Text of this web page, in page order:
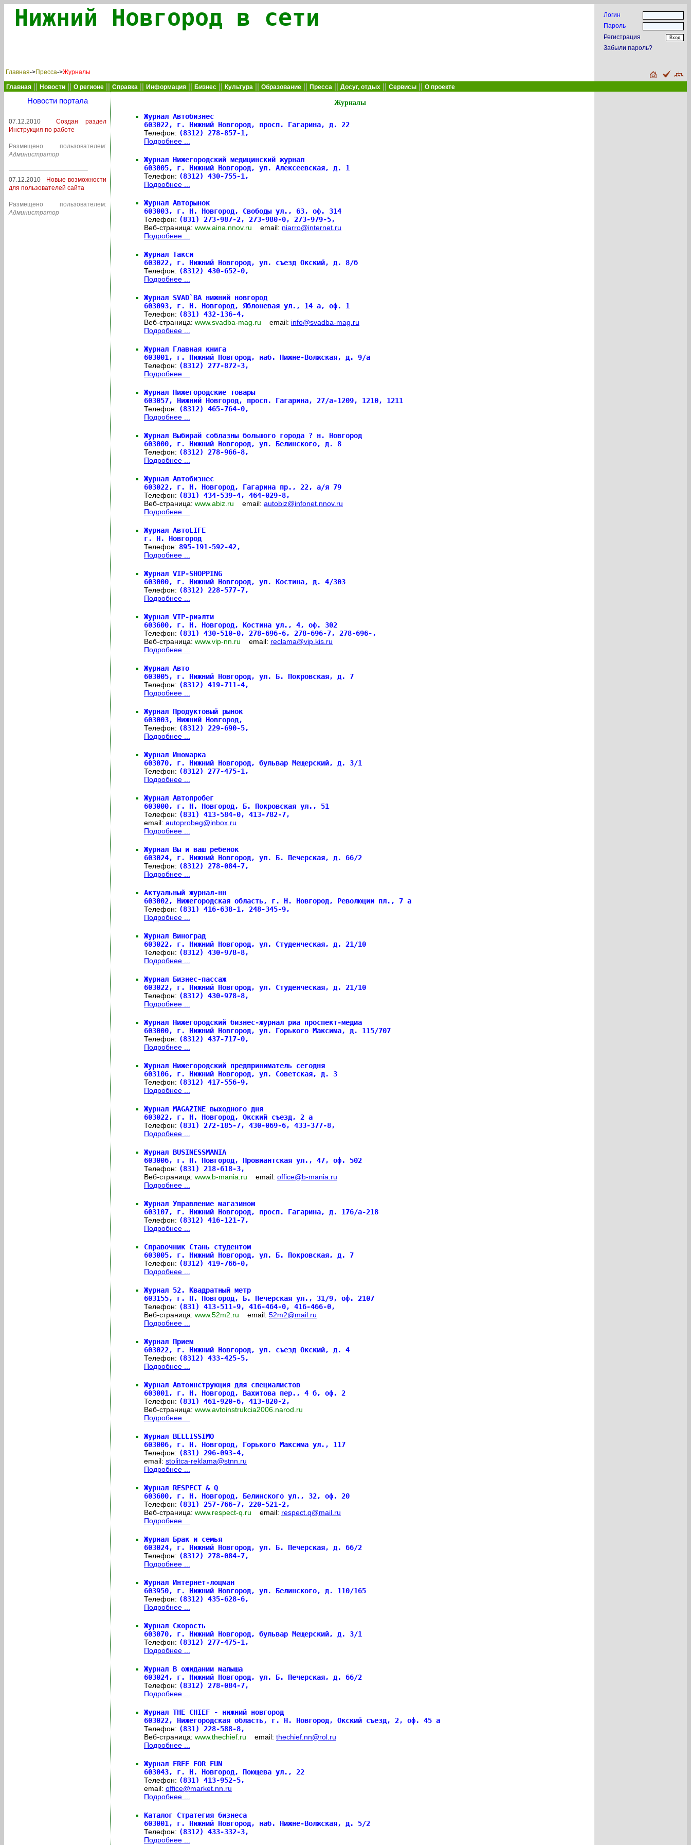
Нижний Новгород в сети
Журналы
Журнал Автобизнес
603022, г. Нижний Новгород, просп. Гагарина, д. 22
Телефон: (8312) 278-857-1,
Подробнее ...
Журнал Нижегородский медицинский журнал
603005, г. Нижний Новгород, ул. Алексеевская, д. 1
Телефон: (8312) 430-755-1,
Подробнее ...
Журнал Авторынок
603003, г. Н. Новгород, Свободы ул., 63, оф. 314
Телефон: (831) 273-987-2, 273-980-0, 273-979-5,
Веб-страница: www.aina.nnov.ru email: niarro@internet.ru
Подробнее ...
Журнал Такси
603022, г. Нижний Новгород, ул. съезд Окский, д. 8/б
Телефон: (8312) 430-652-0,
Подробнее ...
Журнал SVAD`BA нижний новгород
603093, г. Н. Новгород, Яблоневая ул., 14 а, оф. 1
Телефон: (831) 432-136-4,
Веб-страница: www.svadba-mag.ru email: info@svadba-mag.ru
Подробнее ...
Журнал Главная книга
603001, г. Нижний Новгород, наб. Нижне-Волжская, д. 9/а
Телефон: (8312) 277-872-3,
Подробнее ...
Журнал Нижегородские товары
603057, Нижний Новгород, просп. Гагарина, 27/а-1209, 1210, 1211
Телефон: (8312) 465-764-0,
Подробнее ...
Журнал Выбирай соблазны большого города ? н. Новгород
603000, г. Нижний Новгород, ул. Белинского, д. 8
Телефон: (8312) 278-966-8,
Подробнее ...
Журнал Автобизнес
603022, г. Н. Новгород, Гагарина пр., 22, а/я 79
Телефон: (831) 434-539-4, 464-029-8,
Веб-страница: www.abiz.ru email: autobiz@infonet.nnov.ru
Подробнее ...
Журнал АвтоLIFE
г. Н. Новгород
Телефон: 895-191-592-42,
Подробнее ...
Журнал VIP-SHOPPING
603000, г. Нижний Новгород, ул. Костина, д. 4/303
Телефон: (8312) 228-577-7,
Подробнее ...
Журнал VIP-риэлти
603600, г. Н. Новгород, Костина ул., 4, оф. 302
Телефон: (831) 430-510-0, 278-696-6, 278-696-7, 278-696-,
Веб-страница: www.vip-nn.ru email: reclama@vip.kis.ru
Подробнее ...
Журнал Авто
603005, г. Нижний Новгород, ул. Б. Покровская, д. 7
Телефон: (8312) 419-711-4,
Подробнее ...
Журнал Продуктовый рынок
603003, Нижний Новгород,
Телефон: (8312) 229-690-5,
Подробнее ...
Журнал Иномарка
603070, г. Нижний Новгород, бульвар Мещерский, д. 3/1
Телефон: (8312) 277-475-1,
Подробнее ...
Журнал Автопробег
603000, г. Н. Новгород, Б. Покровская ул., 51
Телефон: (831) 413-584-0, 413-782-7,
email: autoprobeg@inbox.ru
Подробнее ...
Журнал Вы и ваш ребенок
603024, г. Нижний Новгород, ул. Б. Печерская, д. 66/2
Телефон: (8312) 278-084-7,
Подробнее ...
Актуальный журнал-нн
603002, Нижегородская область, г. Н. Новгород, Революции пл., 7 а
Телефон: (831) 416-638-1, 248-345-9,
Подробнее ...
Журнал Виноград
603022, г. Нижний Новгород, ул. Студенческая, д. 21/10
Телефон: (8312) 430-978-8,
Подробнее ...
Журнал Бизнес-пассаж
603022, г. Нижний Новгород, ул. Студенческая, д. 21/10
Телефон: (8312) 430-978-8,
Подробнее ...
Журнал Нижегородский бизнес-журнал риа проспект-медиа
603000, г. Нижний Новгород, ул. Горького Максима, д. 115/707
Телефон: (8312) 437-717-0,
Подробнее ...
Журнал Нижегородский предприниматель сегодня
603106, г. Нижний Новгород, ул. Советская, д. 3
Телефон: (8312) 417-556-9,
Подробнее ...
Журнал MAGAZINE выходного дня
603022, г. Н. Новгород, Окский съезд, 2 а
Телефон: (831) 272-185-7, 430-069-6, 433-377-8,
Подробнее ...
Журнал BUSINESSMANIA
603006, г. Н. Новгород, Провиантская ул., 47, оф. 502
Телефон: (831) 218-618-3,
Веб-страница: www.b-mania.ru email: office@b-mania.ru
Подробнее ...
Журнал Управление магазином
603107, г. Нижний Новгород, просп. Гагарина, д. 176/а-218
Телефон: (8312) 416-121-7,
Подробнее ...
Справочник Стань студентом
603005, г. Нижний Новгород, ул. Б. Покровская, д. 7
Телефон: (8312) 419-766-0,
Подробнее ...
Журнал 52. Квадратный метр
603155, г. Н. Новгород, Б. Печерская ул., 31/9, оф. 2107
Телефон: (831) 413-511-9, 416-464-0, 416-466-0,
Веб-страница: www.52m2.ru email: 52m2@mail.ru
Подробнее ...
Журнал Прием
603022, г. Нижний Новгород, ул. съезд Окский, д. 4
Телефон: (8312) 433-425-5,
Подробнее ...
Журнал Автоинструкция для специалистов
603001, г. Н. Новгород, Вахитова пер., 4 б, оф. 2
Телефон: (831) 461-920-6, 413-820-2,
Веб-страница: www.avtoinstrukcia2006.narod.ru
Подробнее ...
Журнал BELLISSIMO
603006, г. Н. Новгород, Горького Максима ул., 117
Телефон: (831) 296-093-4,
email: stolitca-reklama@stnn.ru
Подробнее ...
Журнал RESPECT & Q
603600, г. Н. Новгород, Белинского ул., 32, оф. 20
Телефон: (831) 257-766-7, 220-521-2,
Веб-страница: www.respect-q.ru email: respect.q@mail.ru
Подробнее ...
Журнал Брак и семья
603024, г. Нижний Новгород, ул. Б. Печерская, д. 66/2
Телефон: (8312) 278-084-7,
Подробнее ...
Журнал Интернет-лоцман
603950, г. Нижний Новгород, ул. Белинского, д. 110/165
Телефон: (8312) 435-628-6,
Подробнее ...
Журнал Скорость
603070, г. Нижний Новгород, бульвар Мещерский, д. 3/1
Телефон: (8312) 277-475-1,
Подробнее ...
Журнал В ожидании малыша
603024, г. Нижний Новгород, ул. Б. Печерская, д. 66/2
Телефон: (8312) 278-084-7,
Подробнее ...
Журнал THE CHIEF - нижний новгород
603022, Нижегородская область, г. Н. Новгород, Окский съезд, 2, оф. 45 а
Телефон: (831) 228-588-8,
Веб-страница: www.thechief.ru email: thechief.nn@rol.ru
Подробнее ...
Журнал FREE FOR FUN
603043, г. Н. Новгород, Поющева ул., 22
Телефон: (831) 413-952-5,
email: office@market.nn.ru
Подробнее ...
Каталог Стратегия бизнеса
603001, г. Нижний Новгород, наб. Нижне-Волжская, д. 5/2
Телефон: (8312) 433-332-3,
Подробнее ...
Главная->Пресса->Журналы
Логин
Пароль
Регистрация
Забыли пароль?
Главная Новости О регионе Справка Информация Бизнес Культура Образование Пресса Досуг, отдых Сервисы О проекте
Новости портала
07.12.2010
Создан раздел
Инструкция по работе
Размещено пользователем:
Администратор
07.12.2010
Новые возможности
для пользователей сайта
Размещено пользователем:
Администратор